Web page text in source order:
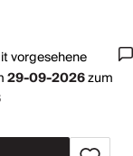
vorgesehene
29-09-2026zum